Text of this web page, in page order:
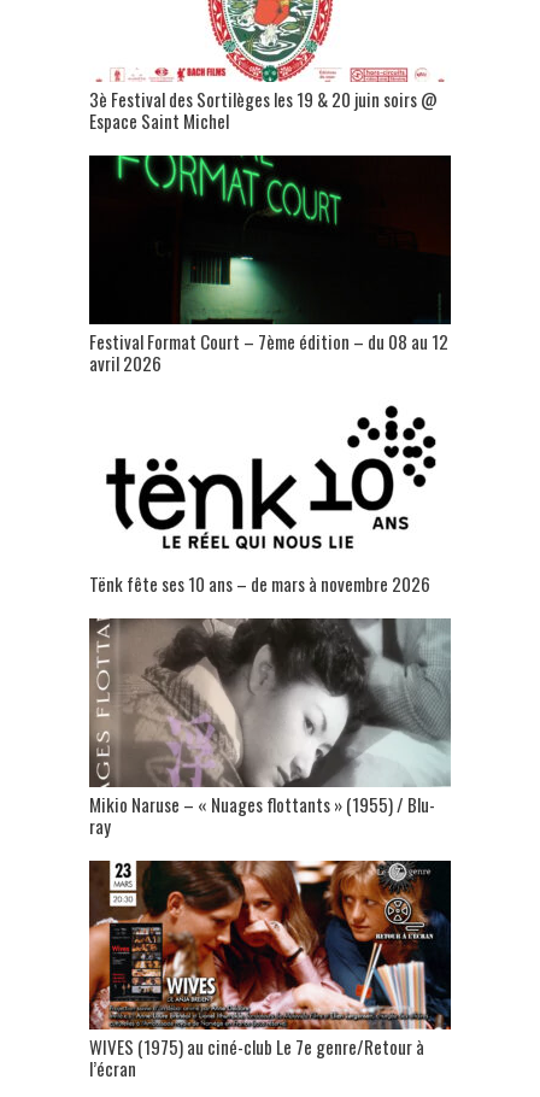
3è Festival des Sortilèges les 19 & 20 juin soirs @
Espace Saint Michel
Festival Format Court – 7ème édition – du 08 au 12
avril 2026
Tënk fête ses 10 ans – de mars à novembre 2026
Mikio Naruse – « Nuages flottants » (1955) / Blu-
ray
WIVES (1975) au ciné-club Le 7e genre/Retour à
l’écran